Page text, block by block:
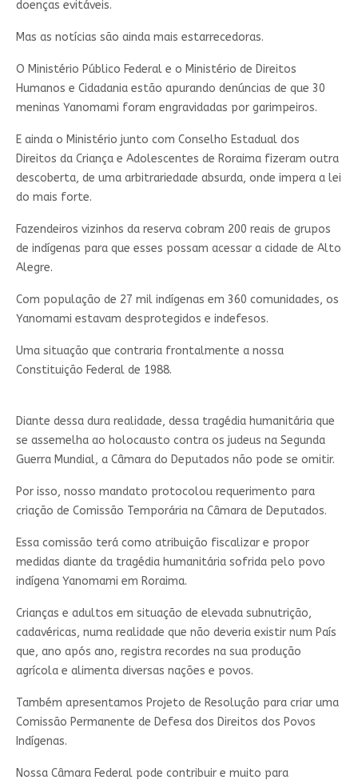
doenças evitáveis.
Mas as notícias são ainda mais estarrecedoras.
O Ministério Público Federal e o Ministério de Direitos
Humanos e Cidadania estão apurando denúncias de que 30
meninas Yanomami foram engravidadas por garimpeiros.
E ainda o Ministério junto com Conselho Estadual dos
Direitos da Criança e Adolescentes de Roraima fizeram outra
descoberta, de uma arbitrariedade absurda, onde impera a lei
do mais forte.
Fazendeiros vizinhos da reserva cobram 200 reais de grupos
de indígenas para que esses possam acessar a cidade de Alto
Alegre.
Com população de 27 mil indígenas em 360 comunidades, os
Yanomami estavam desprotegidos e indefesos.
Uma situação que contraria frontalmente a nossa
Constituição Federal de 1988.
Diante dessa dura realidade, dessa tragédia humanitária que
se assemelha ao holocausto contra os judeus na Segunda
Guerra Mundial, a Câmara do Deputados não pode se omitir.
Por isso, nosso mandato protocolou requerimento para
criação de Comissão Temporária na Câmara de Deputados.
Essa comissão terá como atribuição fiscalizar e propor
medidas diante da tragédia humanitária sofrida pelo povo
indígena Yanomami em Roraima.
Crianças e adultos em situação de elevada subnutrição,
cadavéricas, numa realidade que não deveria existir num País
que, ano após ano, registra recordes na sua produção
agrícola e alimenta diversas nações e povos.
Também apresentamos Projeto de Resolução para criar uma
Comissão Permanente de Defesa dos Direitos dos Povos
Indígenas.
Nossa Câmara Federal pode contribuir e muito para